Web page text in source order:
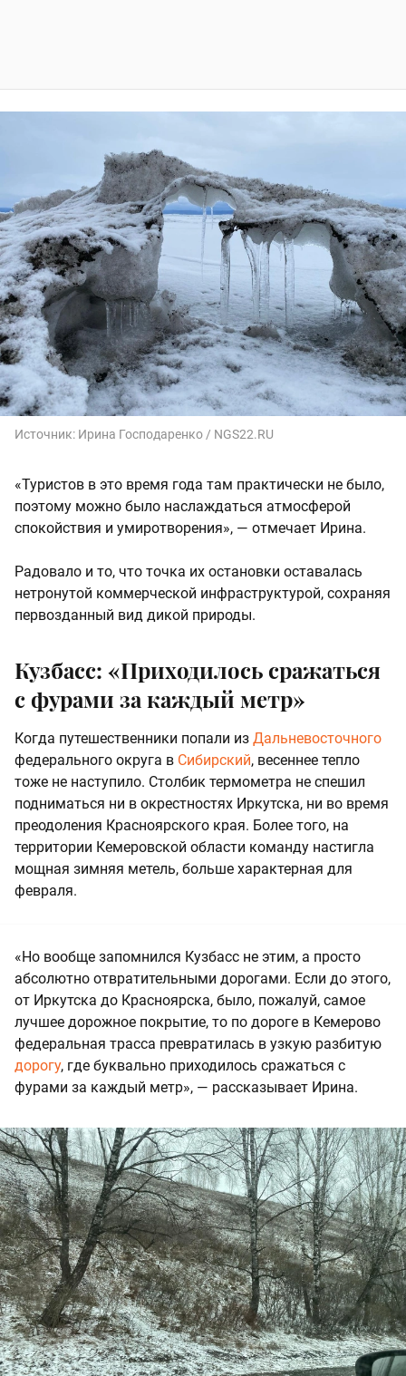
Источник: Ирина Господаренко / NGS22.RU
«Туристов в это время года там практически не было,
поэтому можно было наслаждаться атмосферой
спокойствия и умиротворения», — отмечает Ирина.
Радовало и то, что точка их остановки оставалась
нетронутой коммерческой инфраструктурой, сохраняя
первозданный вид дикой природы.
Кузбасс: «Приходилось сражаться
с фурами за каждый метр»
Когда путешественники попали из Дальневосточного
федерального округа в Сибирский, весеннее тепло
тоже не наступило. Столбик термометра не спешил
подниматься ни в окрестностях Иркутска, ни во время
преодоления Красноярского края. Более того, на
территории Кемеровской области команду настигла
мощная зимняя метель, больше характерная для
февраля.
«Но вообще запомнился Кузбасс не этим, а просто
абсолютно отвратительными дорогами. Если до этого,
от Иркутска до Красноярска, было, пожалуй, самое
лучшее дорожное покрытие, то по дороге в Кемерово
федеральная трасса превратилась в узкую разбитую
дорогу, где буквально приходилось сражаться с
фурами за каждый метр», — рассказывает Ирина.